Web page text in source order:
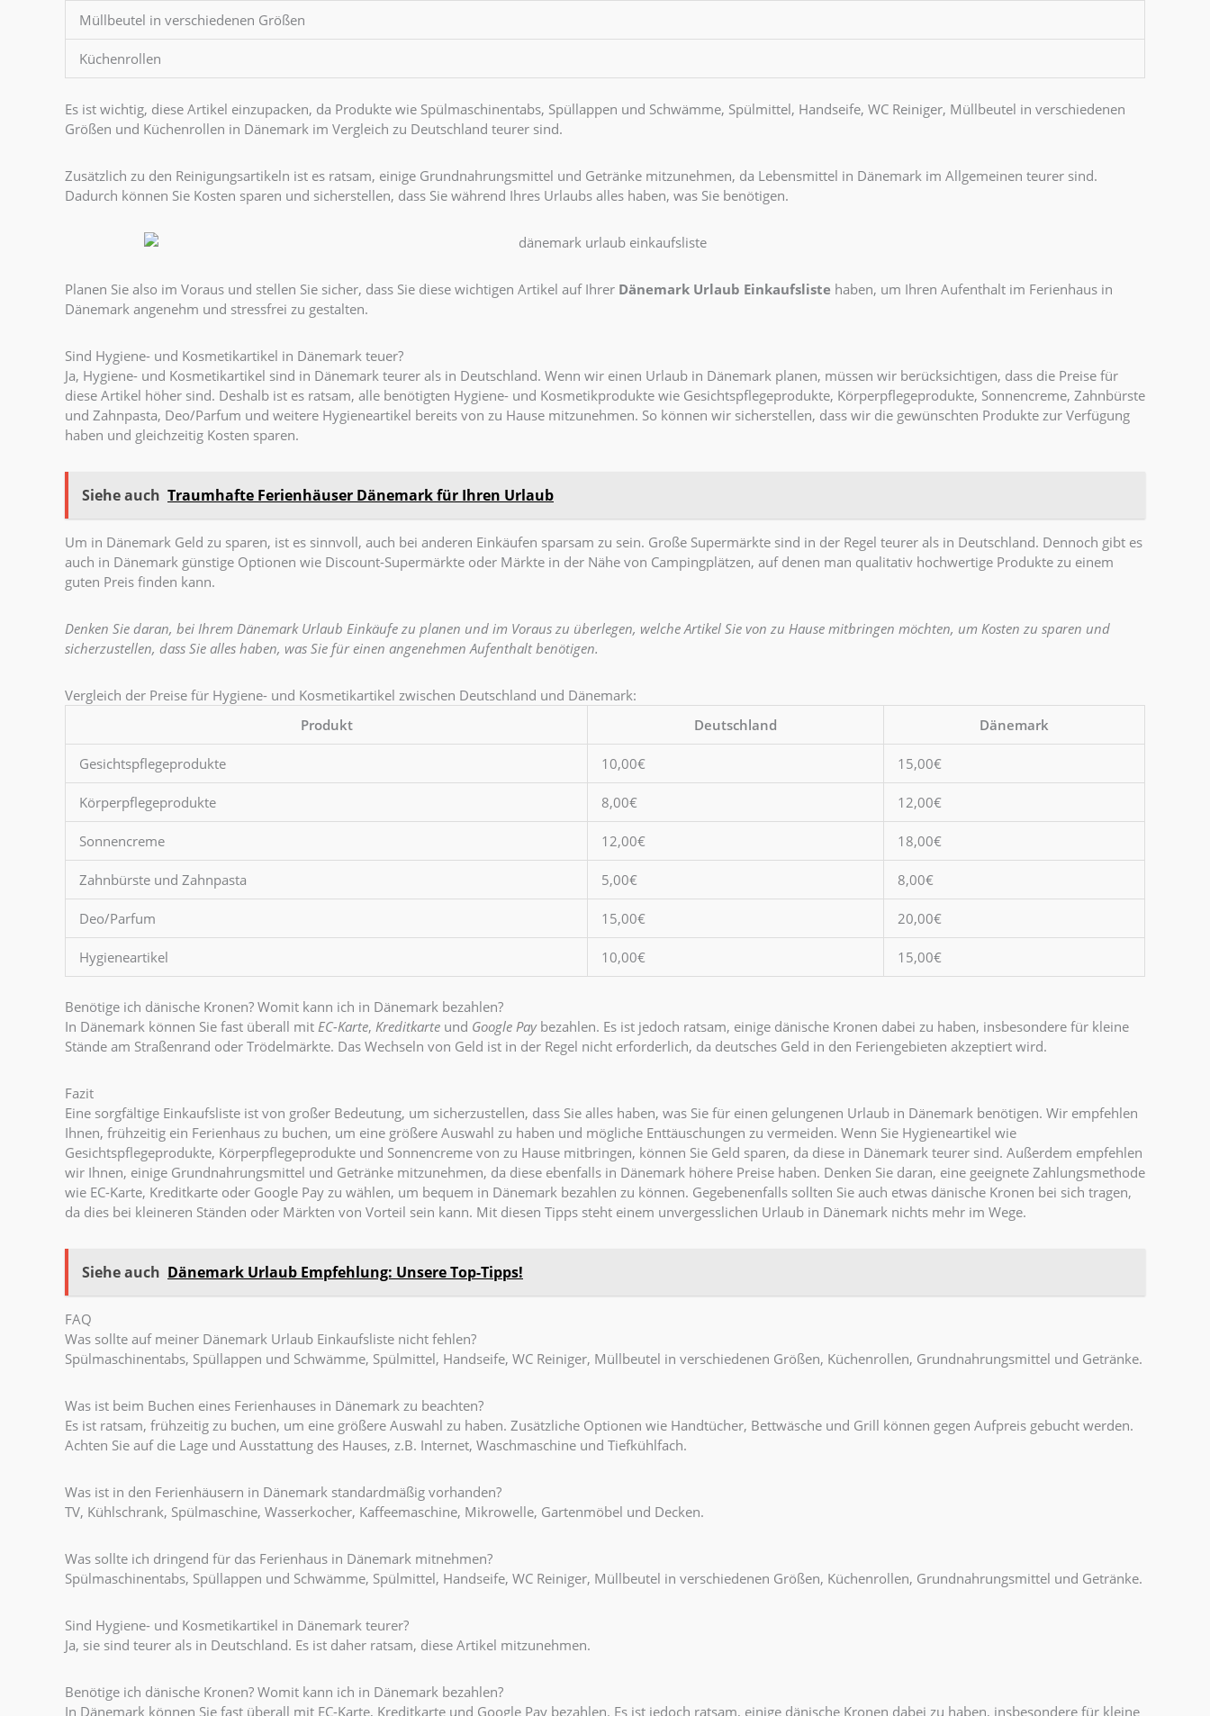
Müllbeutel in verschiedenen Größen
Küchenrollen
Es ist wichtig, diese Artikel einzupacken, da Produkte wie Spülmaschinentabs, Spüllappen und Schwämme, Spülmittel, Handseife, WC Reiniger, Müllbeutel in verschiedenen
Größen und Küchenrollen in Dänemark im Vergleich zu Deutschland teurer sind.
Zusätzlich zu den Reinigungsartikeln ist es ratsam, einige Grundnahrungsmittel und Getränke mitzunehmen, da Lebensmittel in Dänemark im Allgemeinen teurer sind.
Dadurch können Sie Kosten sparen und sicherstellen, dass Sie während Ihres Urlaubs alles haben, was Sie benötigen.
Planen Sie also im Voraus und stellen Sie sicher, dass Sie diese wichtigen Artikel auf Ihrer Dänemark Urlaub Einkaufsliste haben, um Ihren Aufenthalt im Ferienhaus in
Dänemark angenehm und stressfrei zu gestalten.
Sind Hygiene- und Kosmetikartikel in Dänemark teuer?
Ja, Hygiene- und Kosmetikartikel sind in Dänemark teurer als in Deutschland. Wenn wir einen Urlaub in Dänemark planen, müssen wir berücksichtigen, dass die Preise für
diese Artikel höher sind. Deshalb ist es ratsam, alle benötigten Hygiene- und Kosmetikprodukte wie Gesichtspflegeprodukte, Körperpflegeprodukte, Sonnencreme, Zahnbürste
und Zahnpasta, Deo/Parfum und weitere Hygieneartikel bereits von zu Hause mitzunehmen. So können wir sicherstellen, dass wir die gewünschten Produkte zur Verfügung
haben und gleichzeitig Kosten sparen.
Siehe auch Traumhafte Ferienhäuser Dänemark für Ihren Urlaub
Um in Dänemark Geld zu sparen, ist es sinnvoll, auch bei anderen Einkäufen sparsam zu sein. Große Supermärkte sind in der Regel teurer als in Deutschland. Dennoch gibt es
auch in Dänemark günstige Optionen wie Discount-Supermärkte oder Märkte in der Nähe von Campingplätzen, auf denen man qualitativ hochwertige Produkte zu einem
guten Preis finden kann.
Denken Sie daran, bei Ihrem Dänemark Urlaub Einkäufe zu planen und im Voraus zu überlegen, welche Artikel Sie von zu Hause mitbringen möchten, um Kosten zu sparen und
sicherzustellen, dass Sie alles haben, was Sie für einen angenehmen Aufenthalt benötigen.
Vergleich der Preise für Hygiene- und Kosmetikartikel zwischen Deutschland und Dänemark:
Produkt
Deutschland Dänemark
Gesichtspflegeprodukte 10,00€ 15,00€
Körperpflegeprodukte 8,00€ 12,00€
Sonnencreme 12,00€ 18,00€
Zahnbürste und Zahnpasta 5,00€ 8,00€
Deo/Parfum 15,00€ 20,00€
Hygieneartikel 10,00€ 15,00€
Benötige ich dänische Kronen? Womit kann ich in Dänemark bezahlen?
In Dänemark können Sie fast überall mit EC-Karte, Kreditkarte und Google Paybezahlen. Es ist jedoch ratsam, einige dänische Kronen dabei zu haben, insbesondere für kleine
Stände am Straßenrand oder Trödelmärkte. Das Wechseln von Geld ist in der Regel nicht erforderlich, da deutsches Geld in den Feriengebieten akzeptiert wird.
Fazit
Eine sorgfältige Einkaufsliste ist von großer Bedeutung, um sicherzustellen, dass Sie alles haben, was Sie für einen gelungenen Urlaub in Dänemark benötigen. Wir empfehlen
Ihnen, frühzeitig ein Ferienhaus zu buchen, um eine größere Auswahl zu haben und mögliche Enttäuschungen zu vermeiden. Wenn Sie Hygieneartikel wie
Gesichtspflegeprodukte, Körperpflegeprodukte und Sonnencreme von zu Hause mitbringen, können Sie Geld sparen, da diese in Dänemark teurer sind. Außerdem empfehlen
wir Ihnen, einige Grundnahrungsmittel und Getränke mitzunehmen, da diese ebenfalls in Dänemark höhere Preise haben. Denken Sie daran, eine geeignete Zahlungsmethode
wie EC-Karte, Kreditkarte oder Google Pay zu wählen, um bequem in Dänemark bezahlen zu können. Gegebenenfalls sollten Sie auch etwas dänische Kronen bei sich tragen,
da dies bei kleineren Ständen oder Märkten von Vorteil sein kann. Mit diesen Tipps steht einem unvergesslichen Urlaub in Dänemark nichts mehr im Wege.
Siehe auch Dänemark Urlaub Empfehlung: Unsere Top-Tipps!
FAQ
Was sollte auf meiner Dänemark Urlaub Einkaufsliste nicht fehlen?
Spülmaschinentabs, Spüllappen und Schwämme, Spülmittel, Handseife, WC Reiniger, Müllbeutel in verschiedenen Größen, Küchenrollen, Grundnahrungsmittel und Getränke.
Was ist beim Buchen eines Ferienhauses in Dänemark zu beachten?
Es ist ratsam, frühzeitig zu buchen, um eine größere Auswahl zu haben. Zusätzliche Optionen wie Handtücher, Bettwäsche und Grill können gegen Aufpreis gebucht werden.
Achten Sie auf die Lage und Ausstattung des Hauses, z.B. Internet, Waschmaschine und Tiefkühlfach.
Was ist in den Ferienhäusern in Dänemark standardmäßig vorhanden?
TV, Kühlschrank, Spülmaschine, Wasserkocher, Kaffeemaschine, Mikrowelle, Gartenmöbel und Decken.
Was sollte ich dringend für das Ferienhaus in Dänemark mitnehmen?
Spülmaschinentabs, Spüllappen und Schwämme, Spülmittel, Handseife, WC Reiniger, Müllbeutel in verschiedenen Größen, Küchenrollen, Grundnahrungsmittel und Getränke.
Sind Hygiene- und Kosmetikartikel in Dänemark teurer?
Ja, sie sind teurer als in Deutschland. Es ist daher ratsam, diese Artikel mitzunehmen.
Benötige ich dänische Kronen? Womit kann ich in Dänemark bezahlen?
In Dänemark können Sie fast überall mit EC-Karte, Kreditkarte und Google Pay bezahlen. Es ist jedoch ratsam, einige dänische Kronen dabei zu haben, insbesondere für kleine